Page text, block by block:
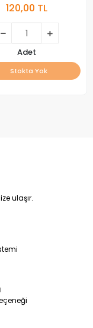
120,00 TL
Adet
Stokta Yok
ulaşır.